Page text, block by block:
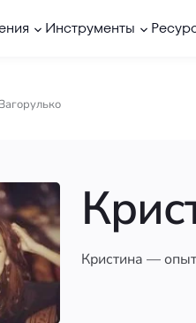
Инструменты
Кристина —